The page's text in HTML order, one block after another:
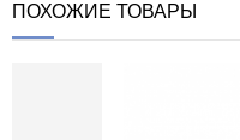
ПОХОЖИЕ ТОВАРЫ